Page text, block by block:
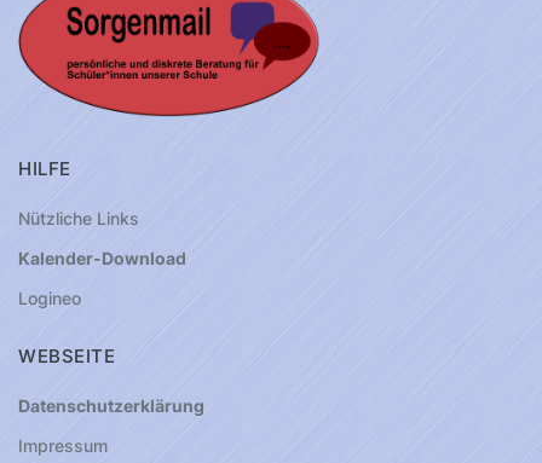
HILFE
Nützliche Links
Kalender-Download
Logineo
WEBSEITE
Datenschutzerklärung
Impressum